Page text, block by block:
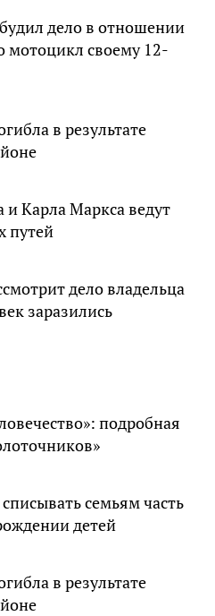
дело в отношении
мотоцикл своему 12-
в результате
и Карла Маркса ведут
путей
дело владельца
заразились
подробная
семьям часть
детей
в результате